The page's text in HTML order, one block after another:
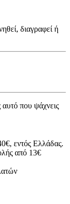
διαγραφεί ή
αυτό που ψάχνεις
εντός Ελλάδας.
από 13€